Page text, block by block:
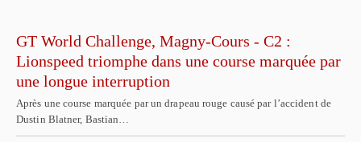
GT World Challenge, Magny-Cours - C2 :
Lionspeed triomphe dans une course marquée par
une longue interruption
Après une course marquée par un drapeau rouge causé par l’accident de
Dustin Blatner, Bastian…